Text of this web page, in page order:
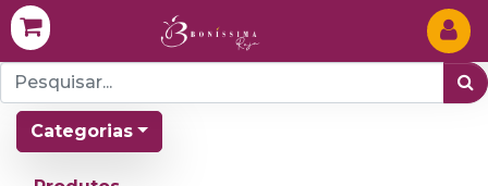
Categorias